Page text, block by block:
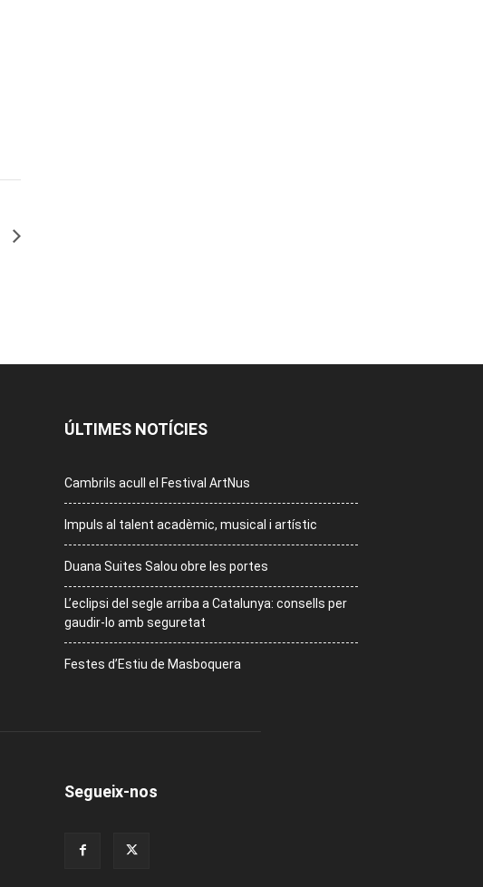
ÚLTIMES NOTÍCIES
Cambrils acull el Festival ArtNus
Impuls al talent acadèmic, musical i artístic
Duana Suites Salou obre les portes
L’eclipsi del segle arriba a Catalunya: consells per
gaudir-lo amb seguretat
Festes d’Estiu de Masboquera
Segueix-nos